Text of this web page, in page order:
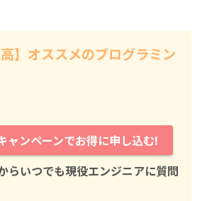
】オススメのプログラミン
ャンペーンでお得に申し込む!
らいつでも現役エンジニアに質問